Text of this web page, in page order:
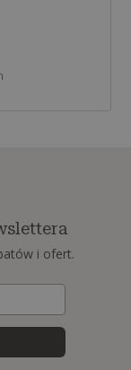
i ofert.